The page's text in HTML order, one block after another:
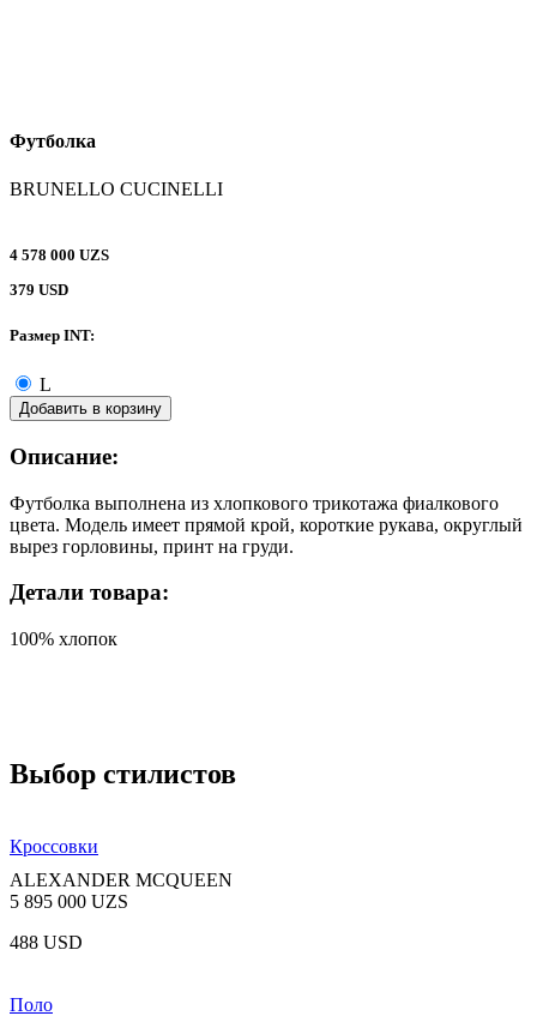
Футболка
BRUNELLO CUCINELLI
4 578 000 UZS
379 USD
Размер INT:
L
Добавить в корзину
Описание:
Футболка выполнена из хлопкового трикотажа фиалкового
цвета. Модель имеет прямой крой, короткие рукава, округлый
вырез горловины, принт на груди.
Детали товара:
100% хлопок
Выбор стилистов
Кроссовки
ALEXANDER MCQUEEN
5 895 000 UZS
488 USD
Поло